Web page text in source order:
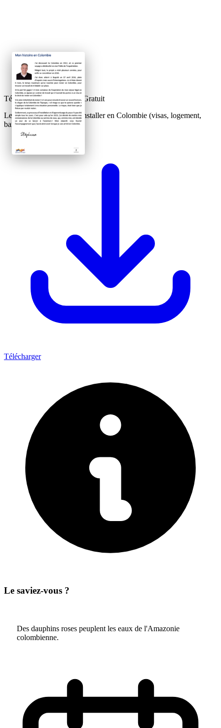
Téléchargez votre Guide Gratuit
Le guide complet pour s'installer en Colombie (visas, logement,
banque).
Télécharger
Le saviez-vous ?
Des dauphins roses peuplent les eaux de l'Amazonie
colombienne.